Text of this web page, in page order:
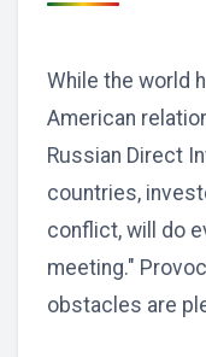
While the world
American
Russian Direct
countries,
conflict, will do
meeting."
obstacles are